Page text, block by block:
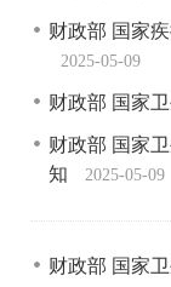
财政部 国家
2025-05-09
财政部 国家
财政部 国家
知
2025-05-09
财政部 国家